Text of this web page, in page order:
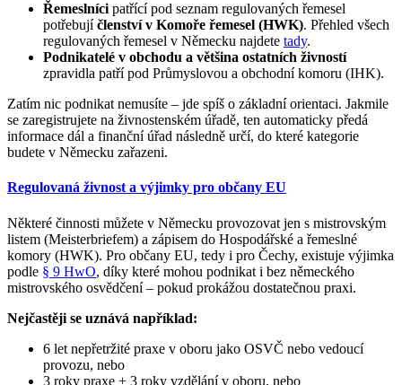
Řemeslníci patřící pod seznam regulovaných řemesel
potřebujíčlenství v Komoře řemesel (HWK). Přehled všech
regulovaných řemesel v Německu najdete tady.
Podnikatelé v obchodu a většina ostatních živností
zpravidla patří pod Průmyslovou a obchodní komoru (IHK).
Zatím nic podnikat nemusíte – jde spíš o základní orientaci. Jakmile
se zaregistrujete na živnostenském úřadě, ten automaticky předá
informace dál a finanční úřad následně určí, do které kategorie
budete v Německu zařazeni.
Regulovaná živnost a výjimky pro občany EU
Některé činnosti můžete v Německu provozovat jen s mistrovským
listem (Meisterbriefem) a zápisem do Hospodářské a řemeslné
komory (HWK). Pro občany EU, tedy i pro Čechy, existuje výjimka
podle § 9 HwO, díky které mohou podnikat i bez německého
mistrovského osvědčení – pokud prokážou dostatečnou praxi.
Nejčastěji se uznává například:
6 let nepřetržité praxe v oboru jako OSVČ nebo vedoucí
provozu, nebo
3 roky praxe + 3 roky vzdělání v oboru, nebo